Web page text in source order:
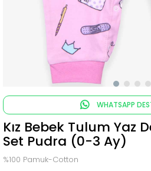
WHATSAPP
Kız Bebek Tulum Yaz
Set Pudra (0-3 Ay)
%100 Pamuk-Cotton